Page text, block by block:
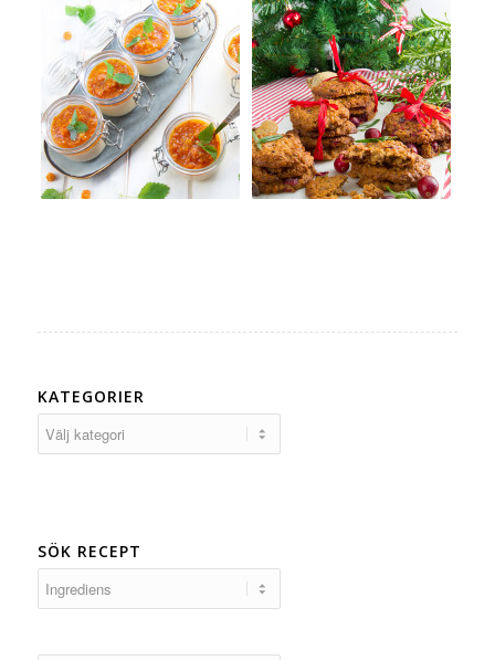
KATEGORIER
SÖK RECEPT